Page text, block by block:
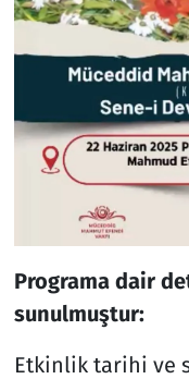
Programa dair
sunulmuştur:
Etkinlik tarihi ve